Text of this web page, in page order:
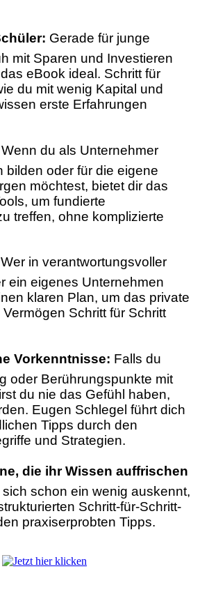
Gerade für junge
mit Sparen und Investieren
eBook ideal. Schritt für
du mit wenig Kapital und
erste Erfahrungen
Wenn du als Unternehmer
bilden oder für die eigene
möchtest, bietet dir das
um fundierte
treffen, ohne komplizierte
Wer in verantwortungsvoller
ein eigenes Unternehmen
klaren Plan, um das private
Schritt für Schritt
Vorkenntnisse: Falls du
oder Berührungspunkte mit
du nie das Gefühl haben,
Eugen Schlegel führt dich
Tipps durch den
und Strategien.
die ihr Wissen auffrischen
schon ein wenig auskennt,
Schritt-für-Schritt-
praxiserprobten Tipps.